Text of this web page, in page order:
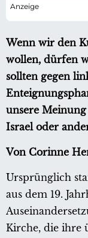
Wenn wir den
wollen, dürfen
sollten gegen
unsere
Israel oder
Von Corinne
Ursprünglich
aus dem 19.
Kirche, die ihre